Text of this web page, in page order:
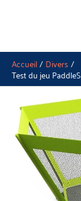
Accueil Divers
Test du jeu